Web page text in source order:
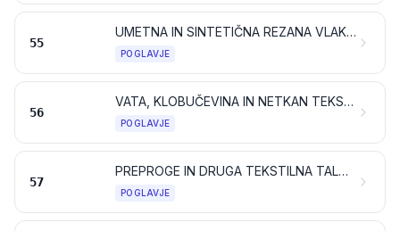
55
UMETNA IN SINTETIČNA REZANA VLAKNA
POGLAVJE
56
VATA, KLOBUČEVINA IN NETKAN TEKSTIL; SPECIALNE PREJE; DVONITNE VRVI, VRVJE, MOTVOZI, KONOPCI IN KABLI TER IZ NJIH IZDELANI PROIZVODI
POGLAVJE
57
PREPROGE IN DRUGA TEKSTILNA TALNA PREKRIVALA
POGLAVJE